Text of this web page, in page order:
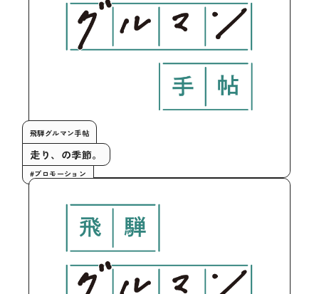
飛騨グルマン手帖
走り、の季節。
#プロモーション